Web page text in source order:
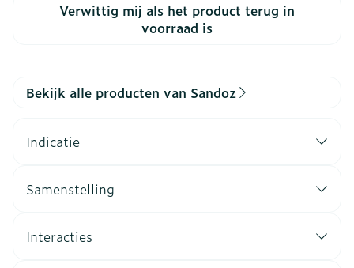
Verwittig mij als het product terug in
voorraad is
Bekijk alle producten van Sandoz
Indicatie
Samenstelling
Interacties